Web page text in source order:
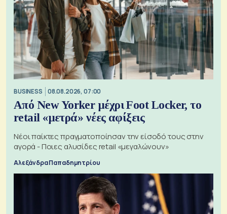
BUSINESS 08.08.2026, 07:00
Από New Yorker μέχρι Foot Locker, το
retail «μετρά» νέες αφίξεις
Νέοι παίκτες πραγματοποίησαν την είσοδό τους στην
αγορά - Ποιες αλυσίδες retail «μεγαλώνουν»
Αλεξάνδρα Παπαδημητρίου